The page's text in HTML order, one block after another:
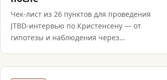
Чек-лист из 26 пунктов для проведения
JTBD-интервью по Кристенсену — от
гипотезы и наблюдения через